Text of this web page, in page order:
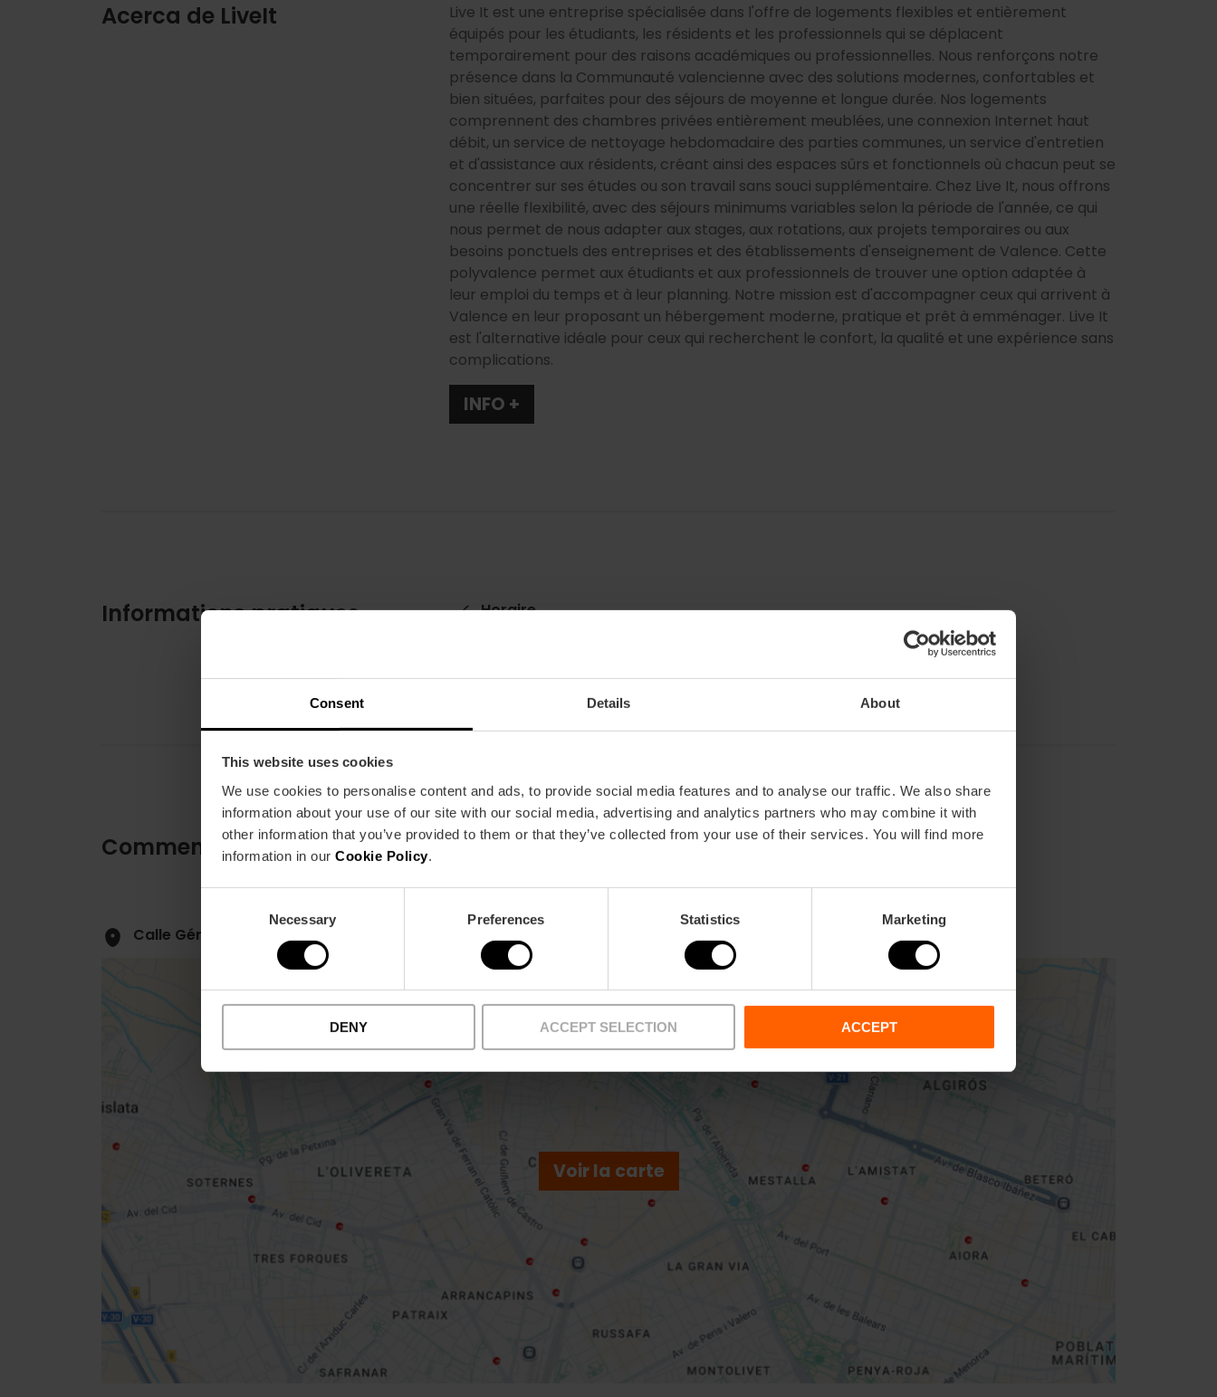
Consent Details About
This website uses cookies
We use cookies to personalise content and ads, to provide social media features and to analyse our traffic. We also share
information about your use of our site with our social media, advertising and analytics partners who may combine it with
other information that you’ve provided to them or that they’ve collected from your use of their services. You will find more
information in our Cookie Policy
Necessary Preferences Statistics Marketing
DENY ACCEPT SELECTION ACCEPT
Acerca de LiveIt
Live It est une entreprise spécialisée dans l'offre de logements flexibles et entièrement
équipés pour les étudiants, les résidents et les professionnels qui se déplacent
temporairement pour des raisons académiques ou professionnelles. Nous renforçons notre
présence dans la Communauté valencienne avec des solutions modernes, confortables et
bien situées, parfaites pour des séjours de moyenne et longue durée. Nos logements
comprennent des chambres privées entièrement meublées, une connexion Internet haut
débit, un service de nettoyage hebdomadaire des parties communes, un service d'entretien
et d'assistance aux résidents, créant ainsi des espaces sûrs et fonctionnels où chacun peut se
concentrer sur ses études ou son travail sans souci supplémentaire. Chez Live It, nous offrons
une réelle flexibilité, avec des séjours minimums variables selon la période de l'année, ce qui
nous permet de nous adapter aux stages, aux rotations, aux projets temporaires ou aux
besoins ponctuels des entreprises et des établissements d'enseignement de Valence. Cette
polyvalence permet aux étudiants et aux professionnels de trouver une option adaptée à
leur emploi du temps et à leur planning. Notre mission est d'accompagner ceux qui arrivent à
Valence en leur proposant un hébergement moderne, pratique et prêt à emménager. Live It
est l'alternative idéale pour ceux qui recherchent le confort, la qualité et une expérience sans
complications.
INFO +
Informations pratiques
Horaire
Comment s'y rendre
Calle Génova, 20 puerta 3 28004 Madrid
Voir la carte
Directions
sidebar